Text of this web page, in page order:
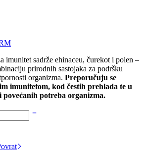
imunitet sadrže ehinaceu, čurekot i polen –
prirodnih sastojaka za podršku
organizma. Preporučuju se
imunitetom, kod čestih prehlada te u
potreba organizma.